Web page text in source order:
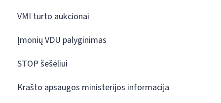
VMI turto aukcionai
Įmonių VDU palyginimas
STOP šešėliui
Krašto apsaugos ministerijos informacija